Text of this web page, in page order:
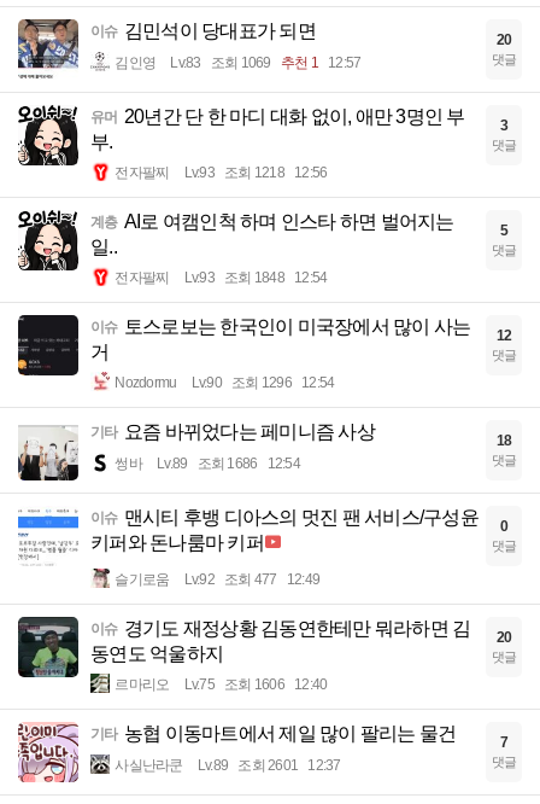
이슈 김민석이 당대표가 되면
김인영 Lv.83 조회 1069 추천 1 12:57
20
댓글
유머 20년간 단 한 마디 대화 없이, 애만 3명인 부
부.
전자팔찌 Lv.93 조회 1218 12:56
3
댓글
계층 AI로 여캠인척 하며 인스타 하면 벌어지는
일..
전자팔찌 Lv.93 조회 1848 12:54
5
댓글
이슈 토스로보는 한국인이 미국장에서 많이 사는
거
Nozdormu Lv.90 조회 1296 12:54
12
댓글
기타 요즘 바뀌었다는 페미니즘 사상
썽바 Lv.89 조회 1686 12:54
18
댓글
이슈 맨시티 후뱅 디아스의 멋진 팬 서비스/구성윤
키퍼와 돈나룸마 키퍼
슬기로움 Lv.92 조회 477 12:49
0
댓글
이슈 경기도 재정상황 김동연한테만 뭐라하면 김
동연도 억울하지
르마리오 Lv.75 조회 1606 12:40
20
댓글
기타 농협 이동마트에서 제일 많이 팔리는 물건
사실난라쿤 Lv.89 조회 2601 12:37
7
댓글